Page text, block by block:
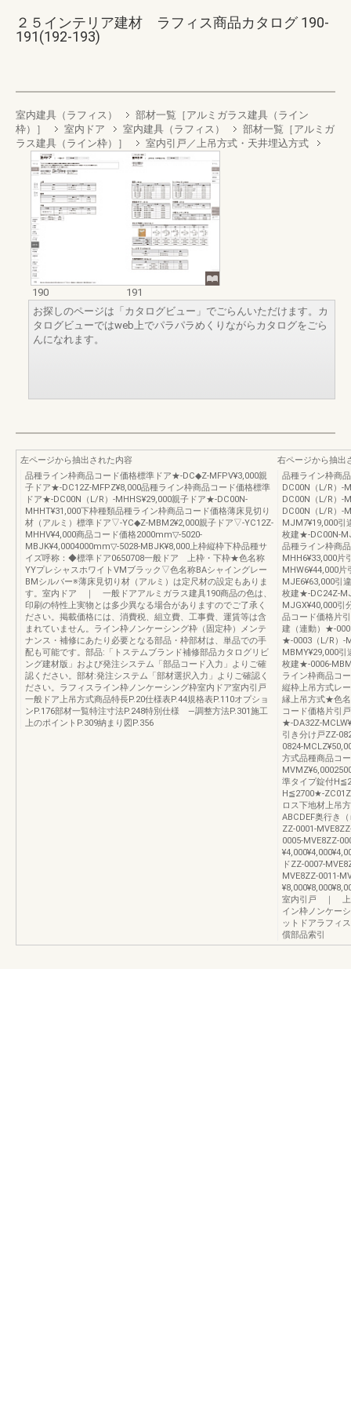
２５インテリア建材 ラフィス商品カタログ 190-
191(192-193)
室内建具（ラフィス）
部材一覧［アルミガラス建具（ライン
枠）］
室内ドア 室内建具（ラフィス）
部材一覧［アルミガ
ラス建具（ライン枠）］
室内引戸／上吊方式・天井埋込方式
190
191
お探しのページは「カタログビュー」でごらんいただけます。カ
タログビューではweb上でパラパラめくりながらカタログをごら
んになれます。
左ページから抽出された内容
品種ライン枠商品コード価格標準ドア★-DC◆Z-MFPV¥3,000親
子ドア★-DC12Z-MFPZ¥8,000品種ライン枠商品コード価格標準
ドア★-DC00N（L/R）-MHHS¥29,000親子ドア★-DC00N-
MHHT¥31,000下枠種類品種ライン枠商品コード価格薄床見切り
材（アルミ）標準ドア▽-YC◆Z-MBM2¥2,000親子ドア▽-YC12Z-
MHHV¥4,000商品コード価格2000mm▽-5020-
MBJK¥4,0004000mm▽-5028-MBJK¥8,000上枠縦枠下枠品種サ
イズ呼称：◆標準ドア0650708一般ドア 上枠・下枠★色名称
YYプレシャスホワイトVMブラック▽色名称BAシャイングレー
BMシルバー※薄床見切り材（アルミ）は定尺材の設定もありま
す。室内ドア ｜ 一般ドアアルミガラス建具190商品の色は、
印刷の特性上実物とは多少異なる場合がありますのでご了承く
ださい。掲載価格には、消費税、組立費、工事費、運賃等は含
まれていません。ライン枠ノンケーシング枠（固定枠）メンテ
ナンス・補修にあたり必要となる部品・枠部材は、単品での手
配も可能です。部品:「トステムブランド補修部品カタログリビ
ング建材版」および発注システム「部品コード入力」よりご確
認ください。部材:発注システム「部材選択入力」よりご確認く
ださい。ラフィスライン枠ノンケーシング枠室内ドア室内引戸
一般ドア上吊方式商品特長P.20仕様表P.44規格表P.110オプショ
ンP.176部材一覧特注寸法P.248特別仕様 —調整方法P.301施工
上のポイントP.309納まり図P.356
右ページから抽出
品種ライン枠商
DC00N（L/R）-
DC00N（L/R）-
DC00N（L/R）-
MJM7¥19,000引
枚建★-DC00N-
品種ライン枠商
MHH6¥33,000片
MHW6¥44,000
MJE6¥63,000引
枚建★-DC24Z-
MJGX¥40,000引
品コード価格片
建（連動）★-
★-0003（L/R）-
MBMY¥29,000
枚建★-0006-
ライン枠商品コ
縦枠上吊方式レ
縁上吊方式★色
コード価格片引
★-DA32Z-
引き分け戸ZZ-
0824-
方式品種商品コ
準タイプ錠付
H≦2700★-
ロス下地材上吊
ABCDEF奥行き
ZZ-0001-
0005-MVE8ZZ-
ドZZ-0007-
MVE8ZZ-0011-
室内引戸 ｜ 上
イン枠ノンケー
ットドアラフィ
償部品索引